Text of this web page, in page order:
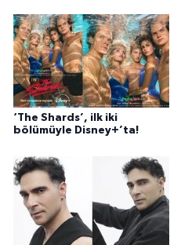
‘The Shards’, ilk iki
bölümüyle Disney+’ta!